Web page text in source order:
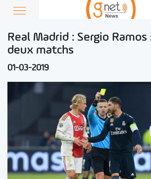
Real Madrid : Sergio Ramos
deux matchs
01-03-2019